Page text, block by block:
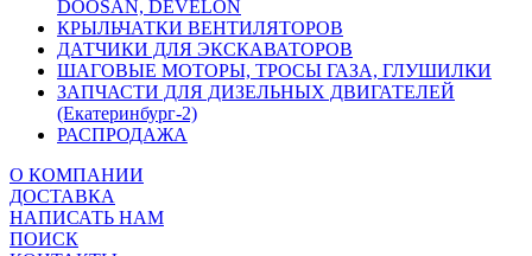
DOOSAN, DEVELON
КРЫЛЬЧАТКИ ВЕНТИЛЯТОРОВ
ДАТЧИКИ ДЛЯ ЭКСКАВАТОРОВ
ШАГОВЫЕ МОТОРЫ, ТРОСЫ ГАЗА, ГЛУШИЛКИ
ЗАПЧАСТИ ДЛЯ ДИЗЕЛЬНЫХ ДВИГАТЕЛЕЙ
(Екатеринбург-2)
РАСПРОДАЖА
О КОМПАНИИ
ДОСТАВКА
НАПИСАТЬ НАМ
ПОИСК